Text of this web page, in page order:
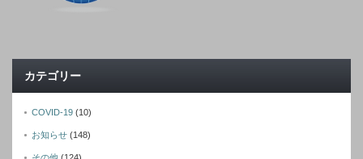
カテゴリー
COVID-19 (10)
お知らせ (148)